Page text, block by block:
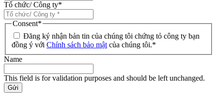
Tổ chức/ Công ty*
Consent*
Đăng ký nhận bản tin của chúng tôi chứng tỏ công ty bạn
đồng ý với Chính sách bảo mật của chúng tôi.*
Name
This field is for validation purposes and should be left unchanged.
Gửi